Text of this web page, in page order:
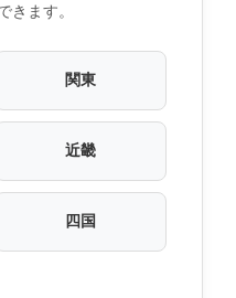
きます。
関東
近畿
四国